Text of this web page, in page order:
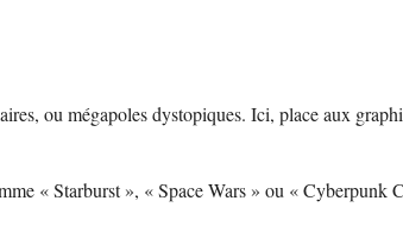
ou mégapoles dystopiques. Ici, place aux
« Starburst », « Space Wars » ou « Cyberpunk